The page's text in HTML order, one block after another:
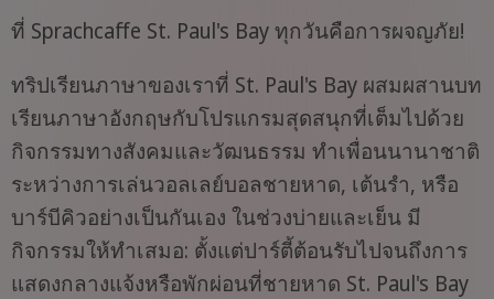
ที่ Sprachcaffe St. Paul's Bay ทุกวันคือการผจญภัย!
ทริปเรียนภาษาของเราที่ St. Paul's Bay ผสมผสานบท
เรียนภาษาอังกฤษกับโปรแกรมสุดสนุกที่เต็มไปด้วย
กิจกรรมทางสังคมและวัฒนธรรม ทำเพื่อนนานาชาติ
ระหว่างการเล่นวอลเลย์บอลชายหาด, เต้นรำ, หรือ
บาร์บีคิวอย่างเป็นกันเอง ในช่วงบ่ายและเย็น มี
กิจกรรมให้ทำเสมอ: ตั้งแต่ปาร์ตี้ต้อนรับไปจนถึงการ
แสดงกลางแจ้งหรือพักผ่อนที่ชายหาด St. Paul's Bay